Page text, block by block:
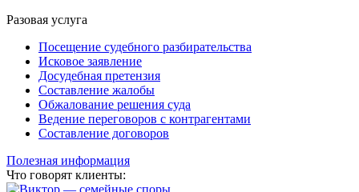
Разовая услуга
Посещение судебного разбирательства
Исковое заявление
Досудебная претензия
Составление жалобы
Обжалование решения суда
Ведение переговоров с контрагентами
Составление договоров
Полезная информация
Что говорят клиенты: